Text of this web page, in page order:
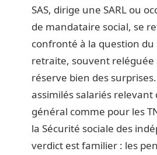
SAS, dirige une SARL ou
de mandataire social, se
confronté à la question du
retraite, souvent reléguée
réserve bien des
assimilés salariés relevant
général comme pour les
la Sécurité sociale des
verdict est familier : les